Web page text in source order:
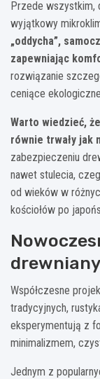
Przede wszystkim,
wyjątkowy
„oddycha”,
zapewniając
rozwiązanie
ceniące
Warto wiedzieć,
równie trwały jak
zabezpieczeniu
nawet stulecia,
od wieków w
kościołów po
Współczesne
tradycyjnych,
eksperymentują z
minimalizmem,
Jednym z